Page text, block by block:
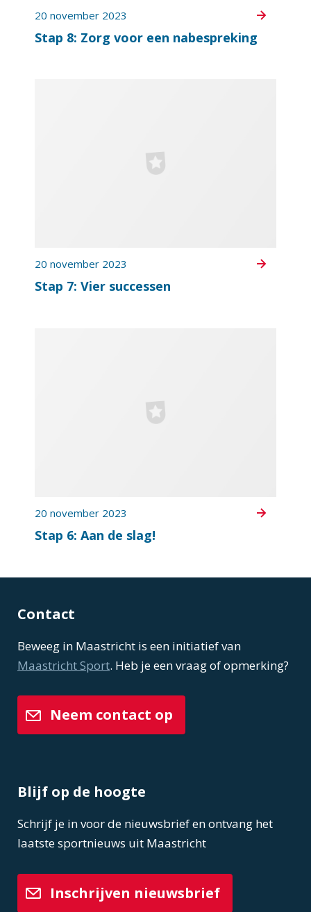
Stap 8: Zorg voor een nabespreking
20 november 2023
Stap 7: Vier successen
20 november 2023
Stap 6: Aan de slag!
20 november 2023
Contact
Beweeg in Maastricht is een initiatief van
Maastricht Sport. Heb je een vraag of opmerking?
Neem contact op
Blijf op de hoogte
Schrijf je in voor de nieuwsbrief en ontvang het
laatste sportnieuws uit Maastricht
Inschrijven nieuwsbrief